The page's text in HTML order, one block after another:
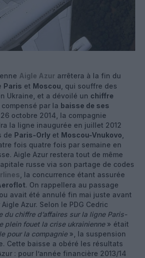
Aigle Azur arrêtera à la fin du
Paris et Moscou , qui souffre des
Ukraine, et a dévoilé un chiffre
compensé par la baisse de ses
octobre 2014, la compagnie
la ligne inaugurée en juillet 2012
de Paris-Orly et Moscou-Vnukovo
fois quatre fois par semaine en
Aigle Azur restera tout de même
russe via son partage de codes
, la concurrence étant assurée
. On rappellera au passage
avait été annulé fin mai juste avant
Azur. Selon le PDG Cedric
du chiffre d’affaires sur la ligne Paris-
plein fouet la crise ukrainienne» était
pour la compagnie», la suspension
Cette baisse a obéré les résultats
: pour l’année financière 2013/14